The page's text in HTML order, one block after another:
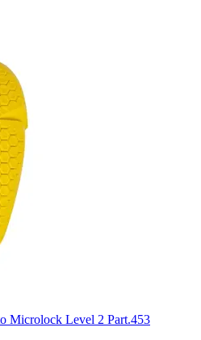
Microlock Level 2 Part.453